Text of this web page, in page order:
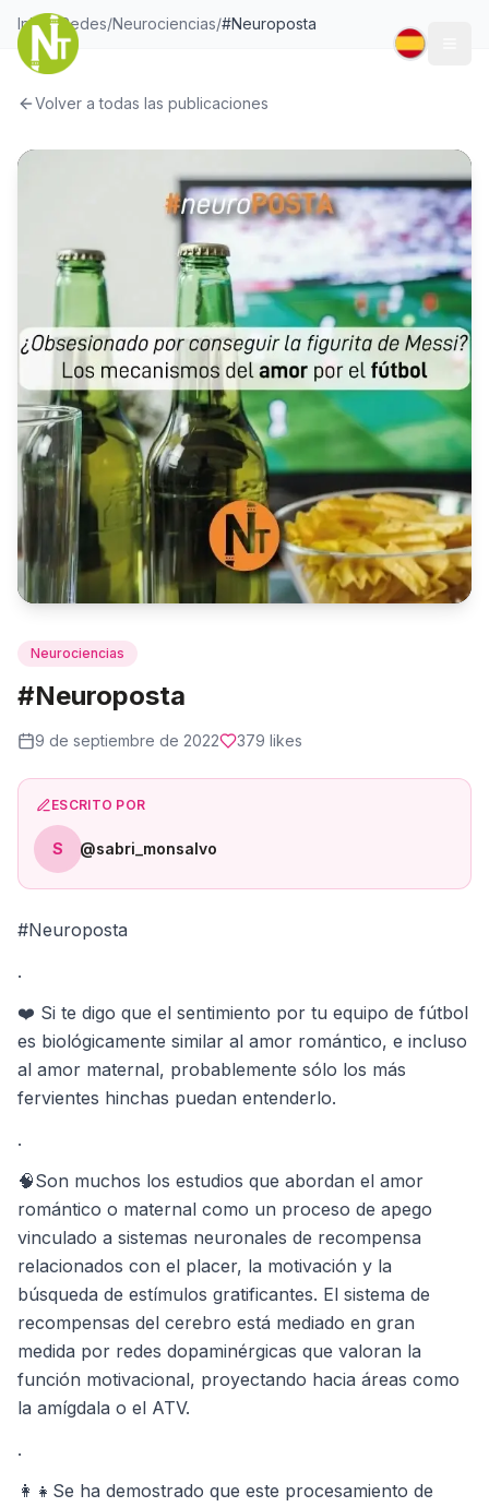
Inicio/Redes/Neurociencias/#Neuroposta
Volver a todas las publicaciones
Neurociencias
#Neuroposta
9 de septiembre de 2022 379 likes
ESCRITO POR
S @sabri_monsalvo
#Neuroposta
.
❤️ Si te digo que el sentimiento por tu equipo de fútbol
es biológicamente similar al amor romántico, e incluso
al amor maternal, probablemente sólo los más
fervientes hinchas puedan entenderlo.
.
🧠Son muchos los estudios que abordan el amor
romántico o maternal como un proceso de apego
vinculado a sistemas neuronales de recompensa
relacionados con el placer, la motivación y la
búsqueda de estímulos gratificantes. El sistema de
recompensas del cerebro está mediado en gran
medida por redes dopaminérgicas que valoran la
función motivacional, proyectando hacia áreas como
la amígdala o el ATV.
.
👩‍👧Se ha demostrado que este procesamiento de